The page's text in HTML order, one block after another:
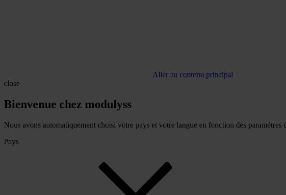
Aller au contenu principal
close
Bienvenue chez modulyss
Nous avons automatiquement choisi votre pays et votre langue en fonction des
Pays